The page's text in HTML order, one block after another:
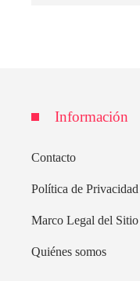
Información
Contacto
Política de
Marco Legal del
Quiénes somos